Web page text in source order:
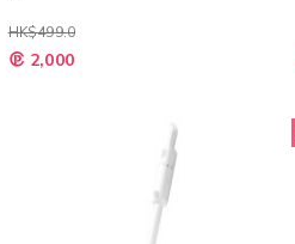
HK$499.0
特
殊 2,000